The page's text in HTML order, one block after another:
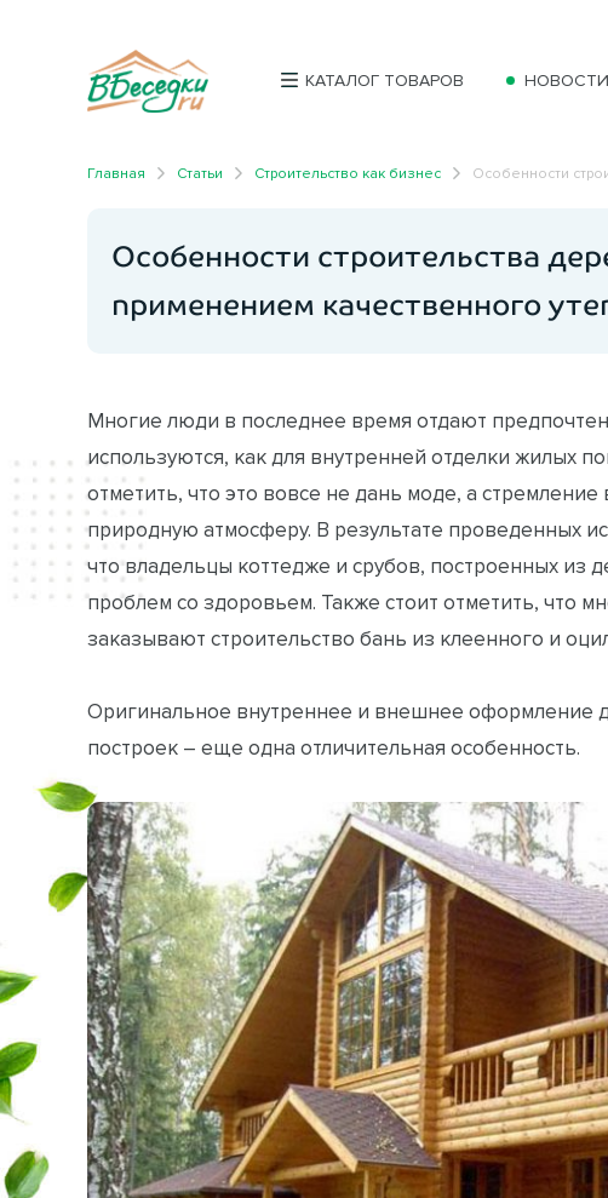
КАТАЛОГ ТОВАРОВ НОВОСТИ
Главная Статьи Строительство как бизнес Особенности
Особенности строительства
применением качественного
Многие люди в последнее время отдают
используются, как для внутренней отделки жилых
отметить, что это вовсе не дань моде, а
природную атмосферу. В результате проведенных
что владельцы коттедже и срубов, построенных из
проблем со здоровьем. Также стоит отметить, что
заказывают строительство бань из клеенного и
Оригинальное внутреннее и внешнее оформление
построек – еще одна отличительная особенность.